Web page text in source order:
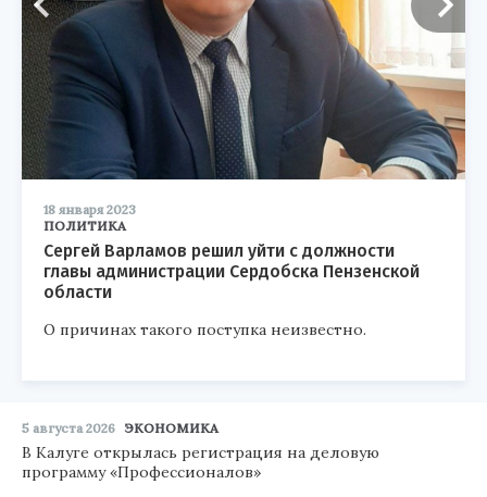
18 января 2023
ПОЛИТИКА
Сергей Варламов решил уйти с должности
главы администрации Сердобска Пензенской
области
О причинах такого поступка неизвестно.
5 августа 2026 ЭКОНОМИКА
В Калуге открылась регистрация на деловую
программу «Профессионалов»